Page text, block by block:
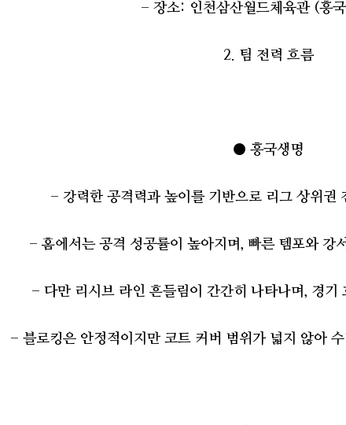
- 장소: 인천삼산월드체육관 (흥
2. 팀 전력 흐름
● 흥국생명
- 강력한 공격력과 높이를 기반으로 리그 상위권
- 홈에서는 공격 성공률이 높아지며, 빠른 템포와 강
- 다만 리시브 라인 흔들림이 간간히 나타나며, 경기
- 블로킹은 안정적이지만 코트 커버 범위가 넓지 않아